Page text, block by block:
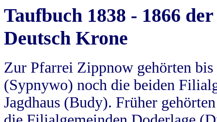
Taufbuch 1838 - 1866
Deutsch Krone
Zur Pfarrei Zippnow gehörten
(Sypnywo) noch die beiden
Jagdhaus (Budy). Früher